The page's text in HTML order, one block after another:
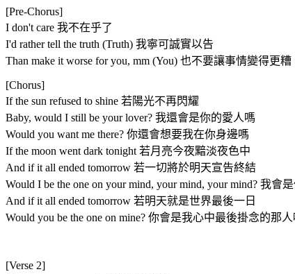
[Pre-Chorus]
I don't care 我不在乎了
I'd rather tell the truth (Truth) 我寧可誠實以告
Than make it worse for you, mm (You) 也不要讓事情變得更糟
[Chorus]
If the sun refused to shine 若陽光不再閃耀
Baby, would I still be your lover? 我還會是你的愛人嗎
Would you want me there? 你還會想要我在你身邊嗎
If the moon went dark tonight 若月亮今夜黯淡夜色中
And if it all ended tomorrow 若一切將於明天宣告終結
Would I be the one on your mind, your mind, your mind? 我會
And if it all ended tomorrow 若明天就是世界最後一日
Would you be the one on mine? 你會是我心中最後掛念的那人
[Verse 2]